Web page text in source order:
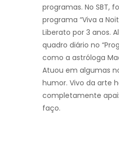
programas. No SBT,
programa “Viva a
Liberato por 3 anos.
quadro diário no
como a astróloga
Atuou em algumas
humor. Vivo da arte
completamente
faço.